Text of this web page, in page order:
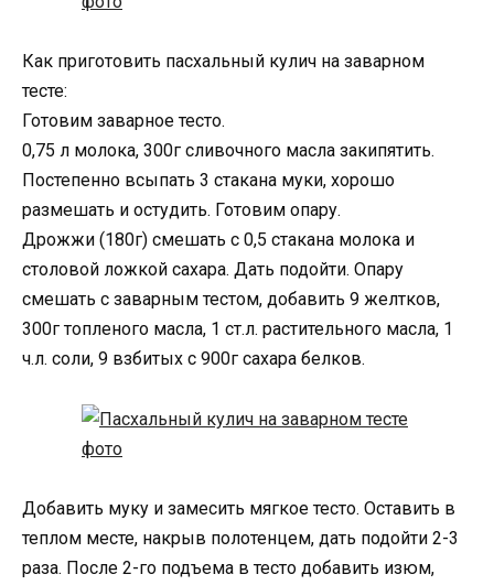
Как приготовить пасхальный кулич на заварном
тесте:
Готовим заварное тесто.
0,75 л молока, 300г сливочного масла закипятить.
Постепенно всыпать 3 стакана муки, хорошо
размешать и остудить. Готовим опару.
Дрожжи (180г) смешать с 0,5 стакана молока и
столовой ложкой сахара. Дать подойти. Опару
смешать с заварным тестом, добавить 9 желтков,
300г топленого масла, 1 ст.л. растительного масла, 1
ч.л. соли, 9 взбитых с 900г сахара белков.
Добавить муку и замесить мягкое тесто. Оставить в
теплом месте, накрыв полотенцем, дать подойти 2-3
раза. После 2-го подъема в тесто добавить изюм,